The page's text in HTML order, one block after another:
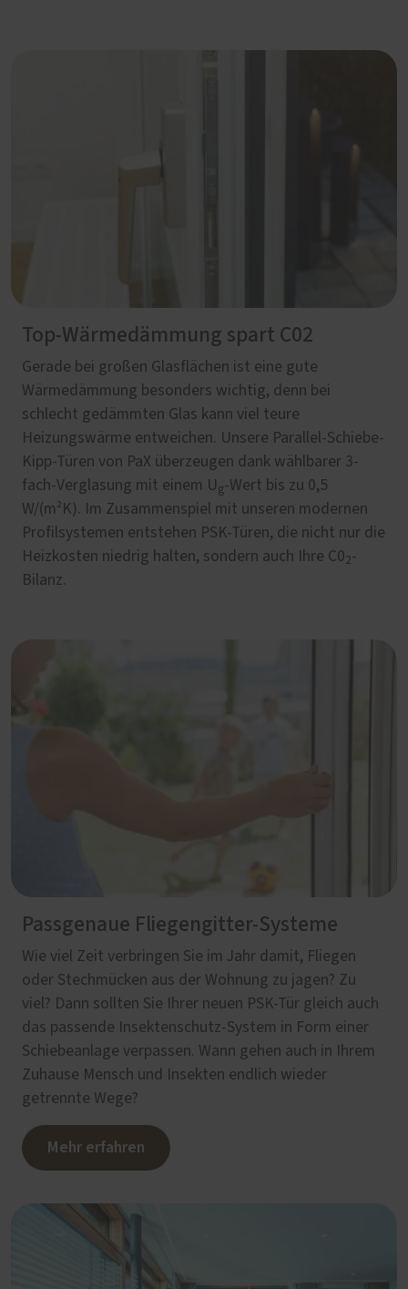
Top-Wärmedämmung spart C02
Gerade bei großen Glasflächen ist eine gute
Wärmedämmung besonders wichtig, denn bei
schlecht gedämmten Glas kann viel teure
Heizungswärme entweichen. Unsere Parallel-Schiebe-
Kipp-Türen von PaX überzeugen dank wählbarer 3-
fach-Verglasung mit einem U g-Wert bis zu 0,5
W/(m²K). Im Zusammenspiel mit unseren modernen
Profilsystemen entstehen PSK-Türen, die nicht nur die
Heizkosten niedrig halten, sondern auch Ihre C02-
Bilanz.
Passgenaue Fliegengitter-Systeme
Wie viel Zeit verbringen Sie im Jahr damit, Fliegen
oder Stechmücken aus der Wohnung zu jagen? Zu
viel? Dann sollten Sie Ihrer neuen PSK-Tür gleich auch
das passende Insektenschutz-System in Form einer
Schiebeanlage verpassen. Wann gehen auch in Ihrem
Zuhause Mensch und Insekten endlich wieder
getrennte Wege?
Mehr erfahren